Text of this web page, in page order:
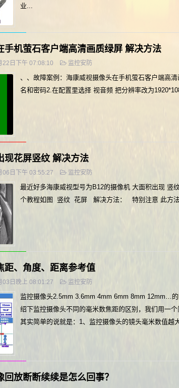
业...
手机萤石客户端高清画质绿屏 解决方法
22日下午 07:08:10 监控安防
、、故障案例：海康威视摄像头在手机萤石客户端高
名和密码2.在配置里选择 视音频 把分辨率改为
现花屏竖纹 解决方法
06日下午 03:55:27 监控安防
最近好多海康威视型号为B12的摄像机 大面积出现
个教程如图 竖纹 花屏 解决方法： 特别注意 此方法
距、角度、距离参考值
03日晚上 08:01:27 监控安防
监控摄像头2.5mm 3.6mm 4mm 6mm 8mm 12mm…
绍下监控摄像头不同的毫米数焦距的区别，我们用一
其实简单的说就是：1、监控摄像头的镜头毫米数值
放断断续续是怎么回事？